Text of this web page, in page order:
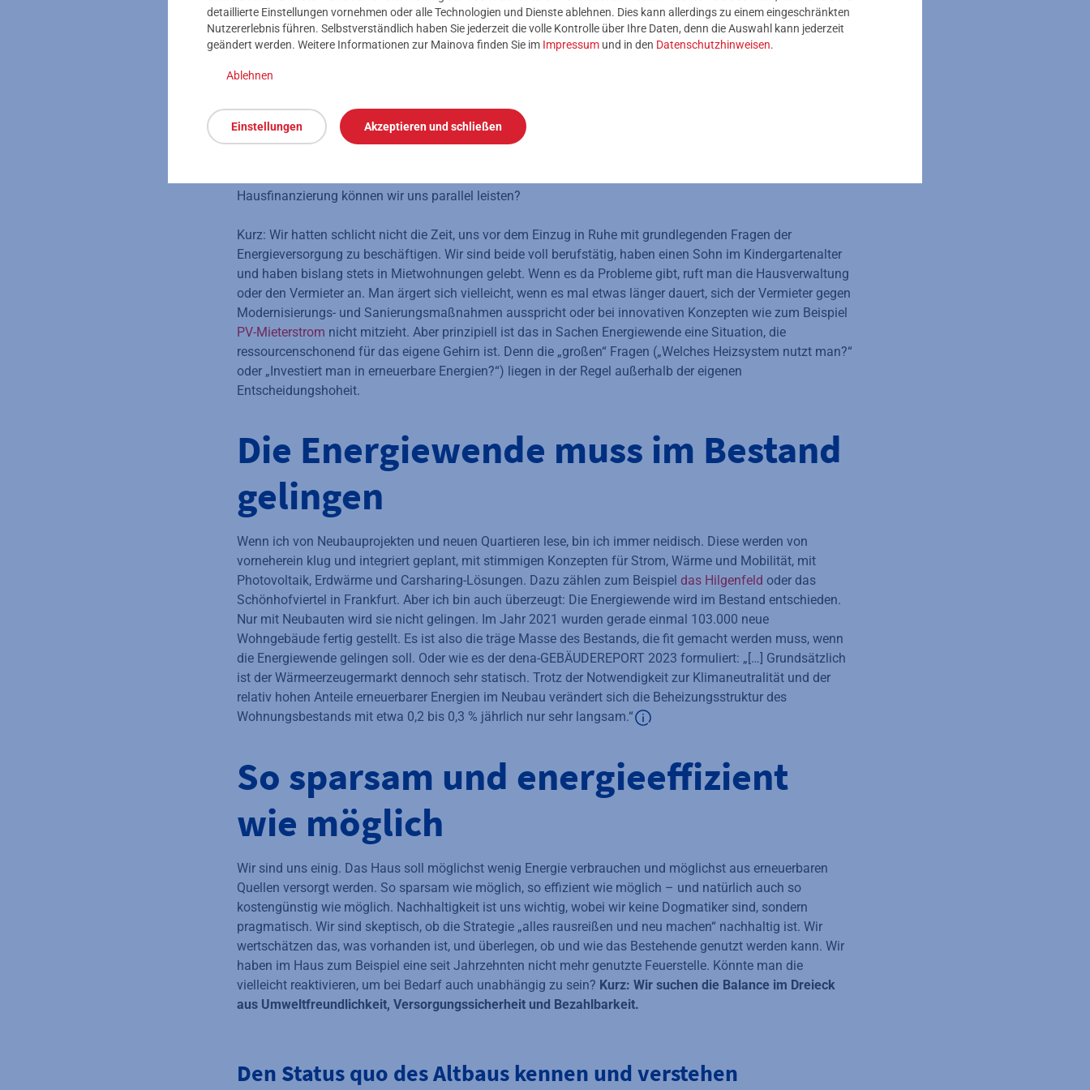
detaillierte Einstellungen vornehmen oder alle Technologien und Dienste ablehnen. Dies kann allerdings zu einem eingeschränkten
Nutzererlebnis führen. Selbstverständlich haben Sie jederzeit die volle Kontrolle über Ihre Daten, denn die Auswahl kann jederzeit
geändert werden. Weitere Informationen zur Mainova finden Sie im Impressum und in den Datenschutzhinweisen.
Ablehnen
Einstellungen Akzeptieren und schließen
Aus der Mietwohnung ins
Eigenheim
Schon beim Hauskauf an sich gibt es einiges zu bedenken und jede Menge zu tun. Finanzierung, Umzug,
Hausfinanzierung können wir uns parallel leisten?
Kurz: Wir hatten schlicht nicht die Zeit, uns vor dem Einzug in Ruhe mit grundlegenden Fragen der
Energieversorgung zu beschäftigen. Wir sind beide voll berufstätig, haben einen Sohn im Kindergartenalter
und haben bislang stets in Mietwohnungen gelebt. Wenn es da Probleme gibt, ruft man die Hausverwaltung
oder den Vermieter an. Man ärgert sich vielleicht, wenn es mal etwas länger dauert, sich der Vermieter gegen
Modernisierungs- und Sanierungsmaßnahmen ausspricht oder bei innovativen Konzepten wie zum Beispiel
PV-Mieterstrom nicht mitzieht. Aber prinzipiell ist das in Sachen Energiewende eine Situation, die
ressourcenschonend für das eigene Gehirn ist. Denn die „großen“ Fragen („Welches Heizsystem nutzt man?“
oder „Investiert man in erneuerbare Energien?“) liegen in der Regel außerhalb der eigenen
Entscheidungshoheit.
Die Energiewende muss im Bestand
gelingen
Wenn ich von Neubauprojekten und neuen Quartieren lese, bin ich immer neidisch. Diese werden von
vorneherein klug und integriert geplant, mit stimmigen Konzepten für Strom, Wärme und Mobilität, mit
Photovoltaik, Erdwärme und Carsharing-Lösungen. Dazu zählen zum Beispiel das Hilgenfeld oder das
Schönhofviertel in Frankfurt. Aber ich bin auch überzeugt: Die Energiewende wird im Bestand entschieden.
Nur mit Neubauten wird sie nicht gelingen. Im Jahr 2021 wurden gerade einmal 103.000 neue
Wohngebäude fertig gestellt. Es ist also die träge Masse des Bestands, die fit gemacht werden muss, wenn
die Energiewende gelingen soll. Oder wie es der dena-GEBÄUDEREPORT 2023 formuliert: „[…] Grundsätzlich
ist der Wärmeerzeugermarkt dennoch sehr statisch. Trotz der Notwendigkeit zur Klimaneutralität und der
relativ hohen Anteile erneuerbarer Energien im Neubau verändert sich die Beheizungsstruktur des
Wohnungsbestands mit etwa 0,2 bis 0,3 % jährlich nur sehr langsam.“
So sparsam und energieeffizient
wie möglich
Wir sind uns einig. Das Haus soll möglichst wenig Energie verbrauchen und möglichst aus erneuerbaren
Quellen versorgt werden. So sparsam wie möglich, so effizient wie möglich – und natürlich auch so
kostengünstig wie möglich. Nachhaltigkeit ist uns wichtig, wobei wir keine Dogmatiker sind, sondern
pragmatisch. Wir sind skeptisch, ob die Strategie „alles rausreißen und neu machen“ nachhaltig ist. Wir
wertschätzen das, was vorhanden ist, und überlegen, ob und wie das Bestehende genutzt werden kann. Wir
haben im Haus zum Beispiel eine seit Jahrzehnten nicht mehr genutzte Feuerstelle. Könnte man die
vielleicht reaktivieren, um bei Bedarf auch unabhängig zu sein? Kurz: Wir suchen die Balance im Dreieck
aus Umweltfreundlichkeit, Versorgungssicherheit und Bezahlbarkeit.
Den Status quo des Altbaus kennen und verstehen